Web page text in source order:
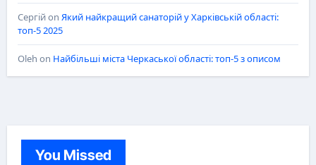
Сергійon Який найкращий санаторій у Харківській області:
топ-5 2025
Oleh on Найбільші міста Черкаської області: топ-5 з описом
You Missed